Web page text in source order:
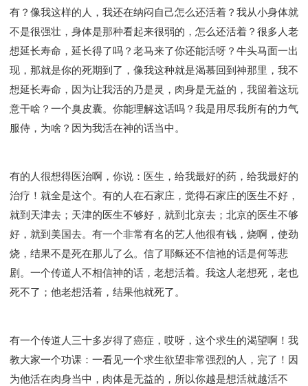
有？像我这样的人，我还在纳闷自己怎么还活着？我从小身体就
不是很强壮，身体是那种看起来很弱的，怎么还活着？很多人老
想延长寿命，延长得了吗？老马来了你还能活呀？牛头马面一出
现，那就是你的死期到了，像我这种就是渴慕回到神那里，我不
想延长寿命，因为让我活的乃是灵，肉身是无益的，我留着这玩
意干啥？一个臭皮囊。你能理解这话吗？我是用尽我所有的力气
服侍，为啥？因为我活在神的话当中。
有的人很想得医治啊，你说：医生，给我最好的药，给我最好的
治疗！就全是这个。有的人在石家庄，觉得石家庄的医生不好，
就到天津去；天津的医生不够好，就到北京去；北京的医生不够
好，就到美国去。有一个非常有名的艺人他很有钱，烧啊，使劲
烧，结果不是死在那儿了么。信了耶稣还不信祂的话是何等悲
剧。一个传道人不相信神的话，老想活着。我这人老想死，老也
死不了；他老想活着，结果他就死了。
有一个传道人三十多岁得了癌症，哎呀，这个求生的渴望啊！我
教大家一个功课：一看见一个求生欲望非常强烈的人，完了！因
为他活在肉身当中，肉体是无益的，所以你越是想活就越活不